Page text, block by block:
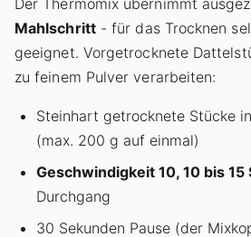
Mahlschritt- für das Trocknen
geeignet. Vorgetrocknete
zu feinem Pulver verarbeiten:
Steinhart getrocknete Stücke
(max. 200 g auf einmal)
Geschwindigkeit 10, 10 bis 15
Durchgang
30 Sekunden Pause (der